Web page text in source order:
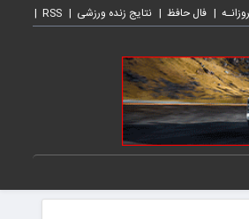
فال حافظ نتایج زنده ورزشی RSS